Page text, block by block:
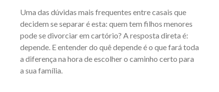
Uma das dúvidas mais frequentes entre casais que
decidem se separar é esta: quem tem filhos menores
pode se divorciar em cartório? A resposta direta é:
depende. E entender do quê depende é o que fará toda
a diferença na hora de escolher o caminho certo para
a sua família.